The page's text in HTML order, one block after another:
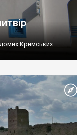
Кримських